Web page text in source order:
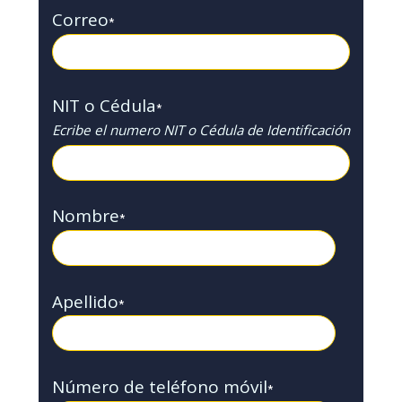
Correo*
NIT o Cédula*
Ecribe el numero NIT o Cédula de Identificación
Nombre*
Apellido*
Número de teléfono móvil*